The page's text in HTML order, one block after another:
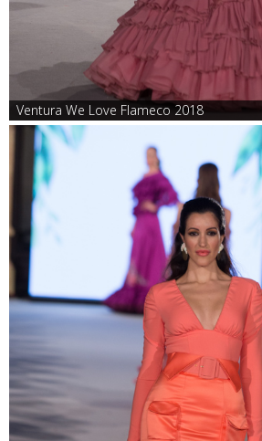
Ventura We Love Flameco 2018